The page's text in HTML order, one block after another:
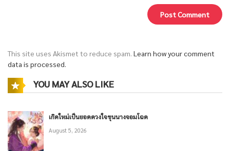
This site uses Akismet to reduce spam. Learn how your comment
data is processed.
YOU MAY ALSO LIKE
เกิดใหม่เป็นยอดดวงใจขุนนางจอมโฉด
August 5, 2026